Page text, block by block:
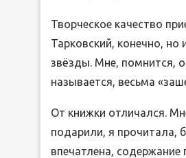
Творческое качество
Тарковский, конечно, но
звёзды. Мне, помнится,
называется, весьма
От книжки отличался.
подарили, я прочитала,
впечатлена, содержание